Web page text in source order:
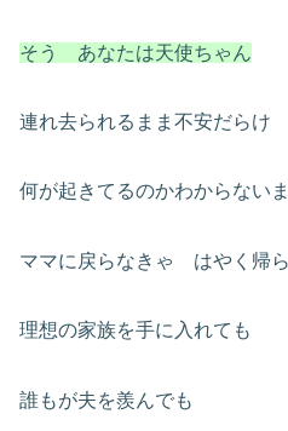
そう あなたは天使ちゃん
連れ去られるまま不安だらけ
何が起きてるのかわからない
ママに戻らなきゃ はやく帰
理想の家族を手に入れても
誰もが夫を羨んでも